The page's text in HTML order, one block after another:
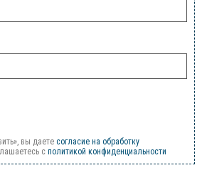
вы даете согласие на обработку
c политикой конфиденциальности